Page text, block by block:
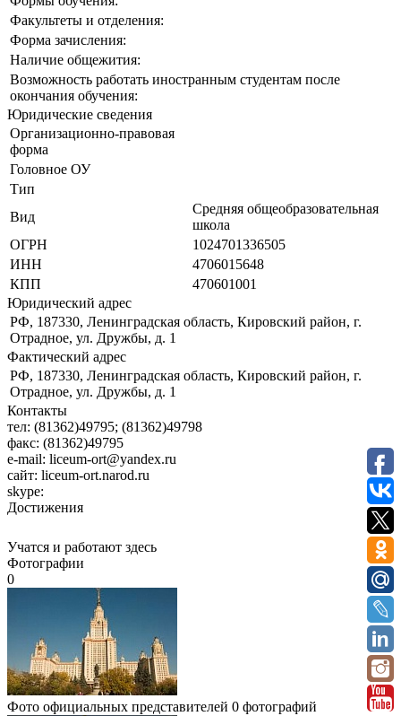
Факультеты и отделения:
Форма зачисления:
Наличие общежития:
Возможность работать иностранным студентам после
окончания обучения:
Юридические сведения
Организационно-правовая
форма
Головное ОУ
Тип
Вид
Средняя общеобразовательная
школа
ОГРН
1024701336505
ИНН
4706015648
КПП
470601001
Юридический адрес
РФ, 187330, Ленинградская область, Кировский район, г.
Отрадное, ул. Дружбы, д. 1
Фактический адрес
РФ, 187330, Ленинградская область, Кировский район, г.
Отрадное, ул. Дружбы, д. 1
Контакты
тел: (81362)49795; (81362)49798
факс: (81362)49795
e-mail: liceum-ort@yandex.ru
сайт: liceum-ort.narod.ru
skype:
Достижения
Учатся и работают здесь
Фотографии
0
Фото официальных представителей 0 фотографий